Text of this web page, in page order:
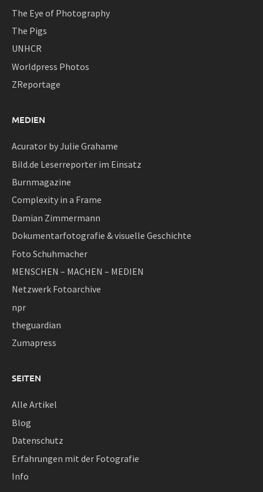
The Eye of Photography
The Pigs
UNHCR
Worldpress Photos
ZReportage
MEDIEN
Acurator by Julie Grahame
Bild.de Leserreporter im Einsatz
Burnmagazine
Complexity in a Frame
Damian Zimmermann
Dokumentarfotografie & visuelle Geschichte
Foto Schuhmacher
MENSCHEN – MACHEN – MEDIEN
Netzwerk Fotoarchive
npr
theguardian
Zumapress
SEITEN
Alle Artikel
Blog
Datenschutz
Erfahrungen mit der Fotografie
Info